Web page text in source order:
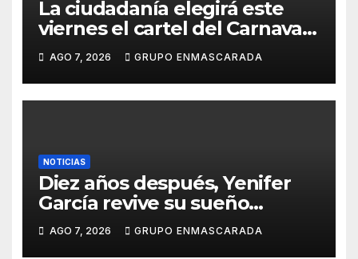
La ciudadanía elegirá este
viernes el cartel del Carnaval
de Las Palmas de Gran
Canaria 2027 en una gala
retransmitida por Televisión
Canaria
AGO 7, 2026 GRUPO ENMASCARADA
NOTICIAS
Diez años después, Yenifer
García revive su sueño
carnavalero en el vídeo de
presentación de San Juan de
AGO 7, 2026 GRUPO ENMASCARADA